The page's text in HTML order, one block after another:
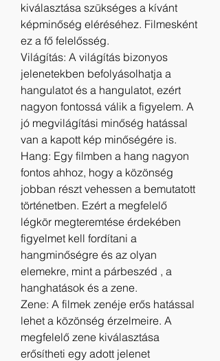
kiválasztása szükséges a kívánt
képminőség eléréséhez. Filmesként
ez a fő felelősség.
Világítás: A világítás bizonyos
jelenetekben befolyásolhatja a
hangulatot és a hangulatot, ezért
nagyon fontossá válik a figyelem. A
jó megvilágítási minőség hatással
van a kapott kép minőségére is.
Hang: Egy filmben a hang nagyon
fontos ahhoz, hogy a közönség
jobban részt vehessen a bemutatott
történetben. Ezért a megfelelő
légkör megteremtése érdekében
figyelmet kell fordítani a
hangminőségre és az olyan
elemekre, mint a párbeszéd , a
hanghatások és a zene.
Zene: A filmek zenéje erős hatással
lehet a közönség érzelmeire. A
megfelelő zene kiválasztása
erősítheti egy adott jelenet